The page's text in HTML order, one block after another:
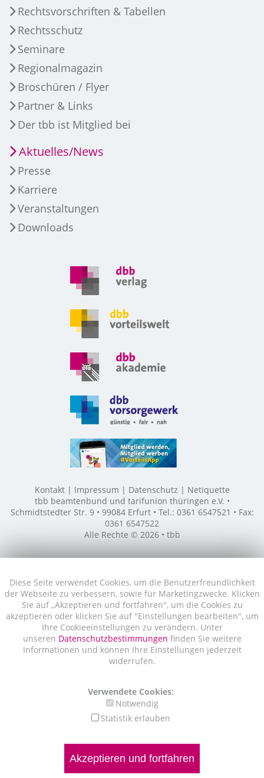
Diese Seite verwendet Cookies, um die Benutzerfreundlichkeit
der Webseite zu verbessern, sowie für Marketingzwecke. Klicken
Sie auf „Akzeptieren und fortfahren", um die Cookies zu
akzeptieren oder klicken Sie auf "Einstellungen bearbeiten", um
Ihre Cookieeinstellungen zu verändern. Unter
unseren Datenschutzbestimmungen finden Sie weitere
Informationen und können Ihre Einstellungen jederzeit
widerrufen.
Verwendete Cookies:
Notwendig
Statistik erlauben
Akzeptieren und fortfahren
Rechtsvorschriften & Tabellen
Rechtsschutz
Seminare
Regionalmagazin
Broschüren / Flyer
Partner & Links
Der tbb ist Mitglied bei
Aktuelles/News
Presse
Karriere
Veranstaltungen
Downloads
Kontakt Impressum Datenschutz
Netiquette
tbb beamtenbund und tarifunion thüringen e.V. •
Schmidtstedter Str. 9 • 99084 Erfurt • Tel.: 0361 6547521 • Fax:
0361 6547522
Alle Rechte © 2026 • tbb